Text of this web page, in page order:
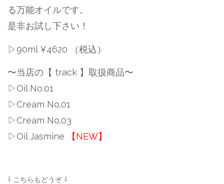
る万能オイルです。
是非お試し下さい！
▷90ml ¥4620 （税込）
〜当店の【 track 】取扱商品〜
▷Oil No.01
▷Cream No.01
▷Cream No.03
▷Oil Jasmine
【NEW】
⇩ こちらもどうぞ ⇩